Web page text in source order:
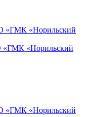
«ГМК «Норильский
«ГМК «Норильский
«ГМК «Норильский